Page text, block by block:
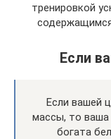
тренировкой
Если
Если вашей
массы, то
богата